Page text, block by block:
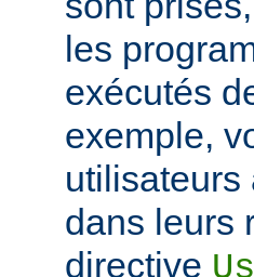
les
exécutés
exemple,
utilisateurs
dans leurs
directive